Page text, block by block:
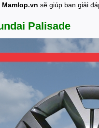
Mamlop.vn sẽ giúp bạn giải
Palisade